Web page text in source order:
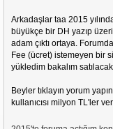
ediyoruz.
Arkadaşlar taa 2015
büyükçe bir DH yazıp
adam çıktı ortaya.
Fee (ücret) istemeyen bir
yükledim bakalım
Beyler tıklayın yorum
kullanıcısı milyon TL'ler